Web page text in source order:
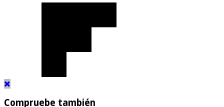
Compruebe también